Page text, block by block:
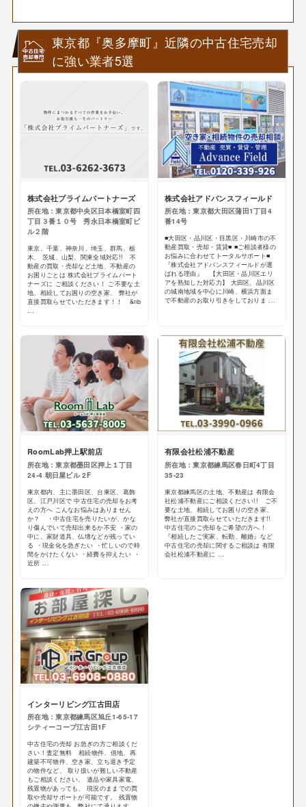
東京都『奥多摩町』近隣の中古住宅売却
に強い業者5選
株式会社プライムパートナーズ
所在地：東京都中央区日本橋室町四
丁目３番１０号 秀永日本橋室町ビ
ル２階
東京、千葉、神奈川、埼玉、群馬、栃
木、 茨城、山梨、関東全域対応!! 不
動産の買取・売却など土地、不動産の
お困りごとは 株式会社プライムパート
ナーズに ご相談ください！ ご不要な土
地、相続してお困りの空き家、 弊社が
直接買取らせていただきます！！ &nb
...
株式会社アドバンスフィールド
所在地：東京都大田区蒲田1丁目4
番14号
■大田区・品川区・目黒区・川崎市の不
動産買取・売却・賃貸■ ■ご相談者様の
お悩みに合わせてトータルサポート■
『株式会社アドバンスフィールドが選
ばれる理由』 【大田区・品川区エリ
アを熟知した対応力】 大田区、品川区
の城南地域を中心に川崎、横浜方面ま
で不動産のお取り引きをしておりま ...
RoomLab押上駅前店
所在地：東京都墨田区押上１丁目
24-4 朝日屋ビル 2F
東京都内、主に墨田区、台東区、葛飾
区、江戸川区で 中古住宅の売却をお考
えの方へ こんなお悩みはありません
か？ ・中古住宅を売りたいが、かな
り傷んでいて売却出来るか不安 ・家の
中に、家財道具、仏壇などが残ってい
る ・現金化を急ぎたい ・忙しいので時
間をかけたくない ・経費を抑えたい ・
近所 ...
有限会社松浦不動産
所在地：東京都練馬区春日町4丁目
35-23
東京都練馬区の土地、不動産は 有限会
社松浦不動産にご相談ください!! ご不
要な土地、相続してお困りの空き家、
弊社が直接買取らせていただきます!!
中古住宅のご売却をご希望の方へ！
『相続したご実家、転勤、離婚』など
中古住宅の売却に関するご相談は 有限
会社松浦不動産に ...
インターリビング江古田店
所在地：東京都練馬区旭丘1-65-17
シティーコープ江古田1F
中古住宅の売却 お急ぎの方ご相談くだ
さい！査定無料 相続物件、借地、再
建築不可物件、空き家、立ち退き予定
の物件など、 取り扱いが難しい不動産
もご相談ください。 遺品や家具家電、
残置物があっても、 現況のままでの買
取や売却サポートが可能です。 残置物